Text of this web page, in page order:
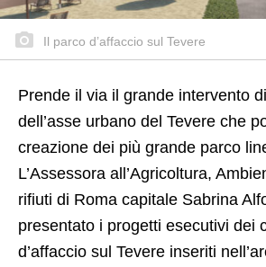
Il parco d’affaccio sul Tevere
Prende il via il grande intervento
dell’asse urbano del Tevere che
creazione dei più grande parco
L’Assessora all’Agricoltura,
rifiuti di Roma capitale Sabrina
presentato i progetti esecutivi dei
d’affaccio sul Tevere inseriti